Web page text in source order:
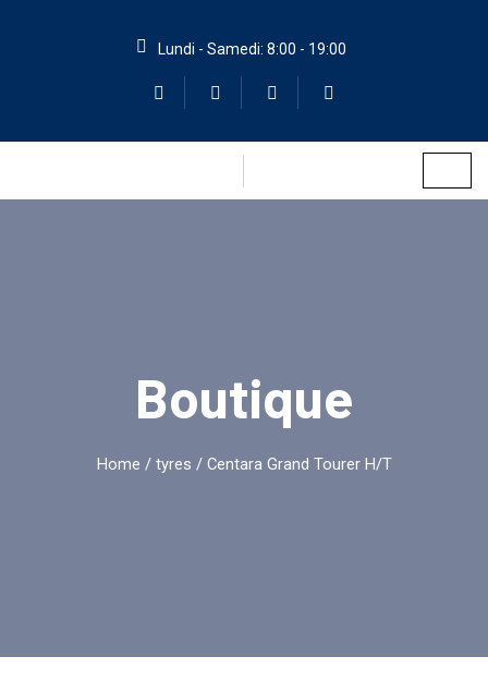
Lundi - Samedi: 8:00 - 19:00
Boutique
Home / tyres / Centara Grand Tourer H/T